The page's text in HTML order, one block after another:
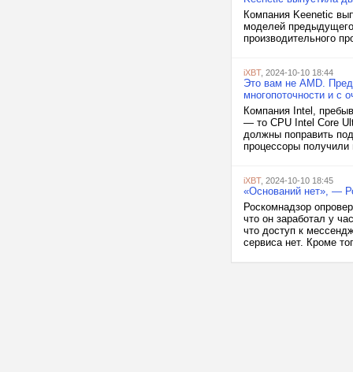
Компания Keenetic
моделей
производительного
iXBT, 2024-10-10 18:44
Это вам не AMD.
многопоточности и с
Компания Intel,
— то CPU Intel Core
должны поправить
процессоры
iXBT, 2024-10-10 18:45
«Оснований нет», —
Роскомнадзор
что он заработал у
что доступ к
сервиса нет. Кроме